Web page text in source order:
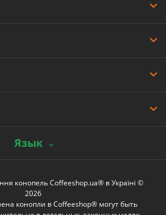
Язык
конопель Coffeeshop.ua® в Україні ©
2026
конопли в Coffeeshop® могут быть